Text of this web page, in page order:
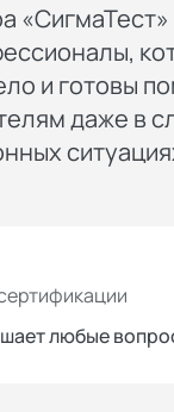
и готовы
даже в
любые